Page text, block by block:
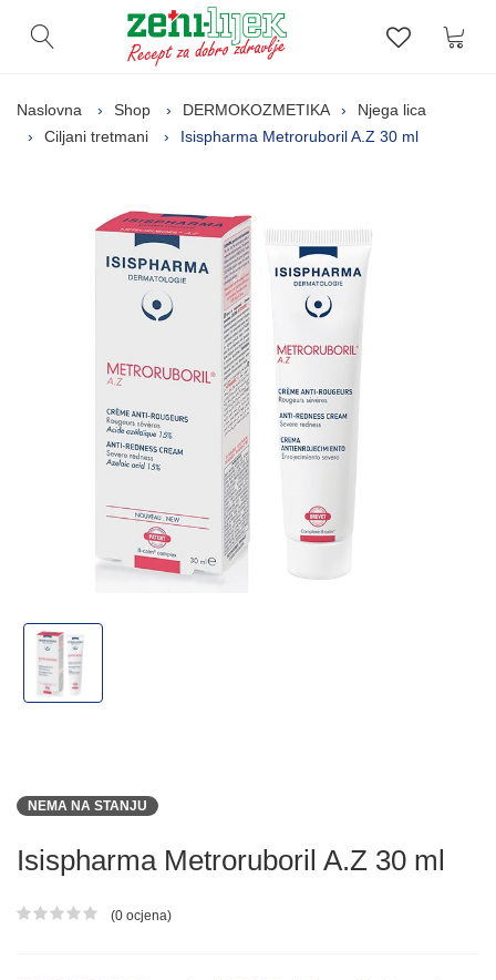
Otvori pretragu Lista
Naslovna Shop DERMOKOZMETIKA
Njega lica
Ciljani tretmani
Isispharma Metroruboril A.Z 30 ml
NEMA NA STANJU
Isispharma Metroruboril A.Z 30 ml
Ocjena proizvoda
(0 ocjena)